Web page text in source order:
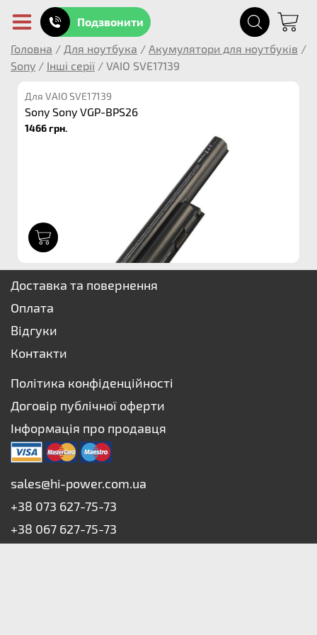
Подзвонити
Головна / Для ноутбука / Акумулятори для ноутбуків /
Sony / Інші серії / VAIO SVE17139
Для VAIO SVE17139
Sony Sony VGP-BPS26
1466 грн.
Доставка та повернення
Оплата
Відгуки
Контакти
Політика конфіденційності
Договір публічної оферти
Інформація про продавця
sales@hi-power.com.ua
+38 073 627-75-73
+38 067 627-75-73